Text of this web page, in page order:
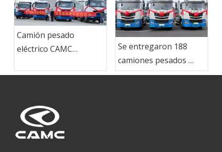
distancia son la opción
sostenible
sostenibilidad en el
transporte de nuevas
energías?
Camión pesado
eléctrico CAMC
Se entregaron 188
camiones pesados ​​
CAMC a Ma Steel